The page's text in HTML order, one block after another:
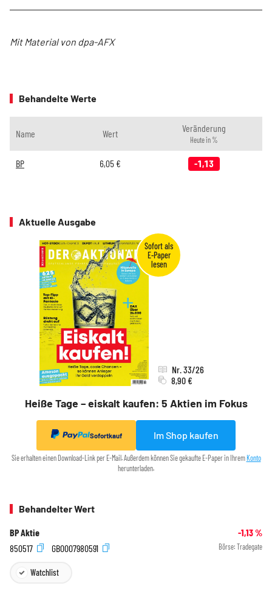
Mit Material von dpa-AFX
Behandelte Werte
Name Wert Veränderung
Heute in %
BP 6,05 € -1,13
Aktuelle Ausgabe
Heiße Tage – eiskalt kaufen: 5 Aktien im Fokus
Nr. 33/26
8,90 €
Sofortkauf Im Shop kaufen
Sie erhalten einen Download-Link per E-Mail. Außerdem können Sie gekaufte E-Paper in Ihrem Konto
herunterladen.
Behandelter Wert
BP Aktie -1,13%
850517
GB0007980591 Börse: Tradegate
Watchlist